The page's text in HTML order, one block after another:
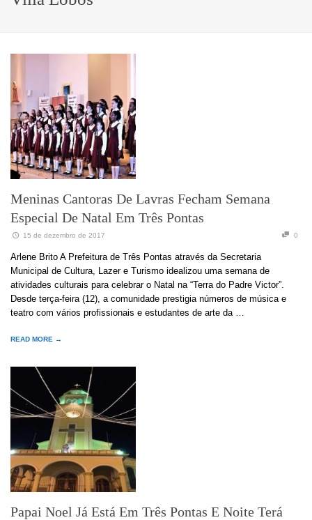
Meninas Cantoras De Lavras Fecham Semana
Especial De Natal Em Três Pontas
15 de dezembro de 2017 0
Arlene Brito A Prefeitura de Três Pontas através da Secretaria
Municipal de Cultura, Lazer e Turismo idealizou uma semana de
atividades culturais para celebrar o Natal na “Terra do Padre Victor”.
Desde terça-feira (12), a comunidade prestigia números de música e
teatro com vários profissionais e estudantes de arte da …
READ MORE →
Papai Noel Já Está Em Três Pontas E Noite Terá